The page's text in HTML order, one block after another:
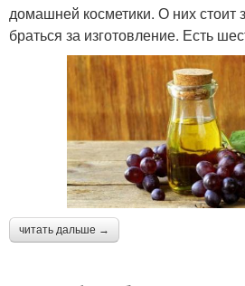
домашней косметики. О них стоит
браться за изготовление. Есть
читать дальше →